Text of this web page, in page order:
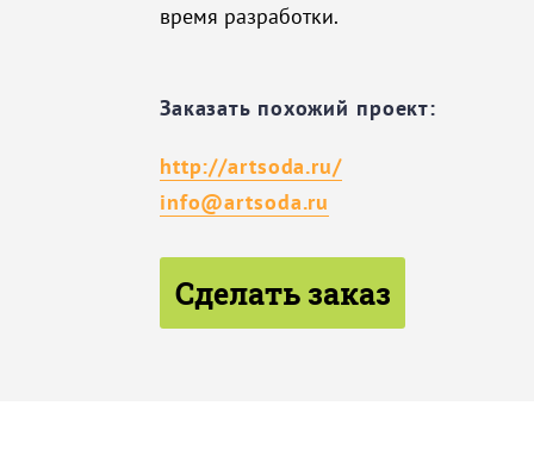
время разработки.
Заказать похожий проект:
http://artsoda.ru/
info@artsoda.ru
Сделать заказ